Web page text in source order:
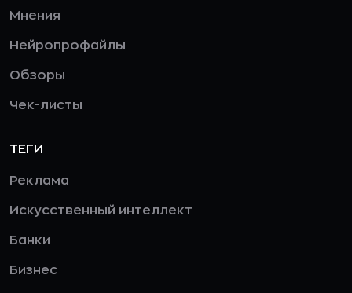
Мнения
Нейропрофайлы
Обзоры
Чек-листы
ТЕГИ
Реклама
Искусственный интеллект
Банки
Бизнес